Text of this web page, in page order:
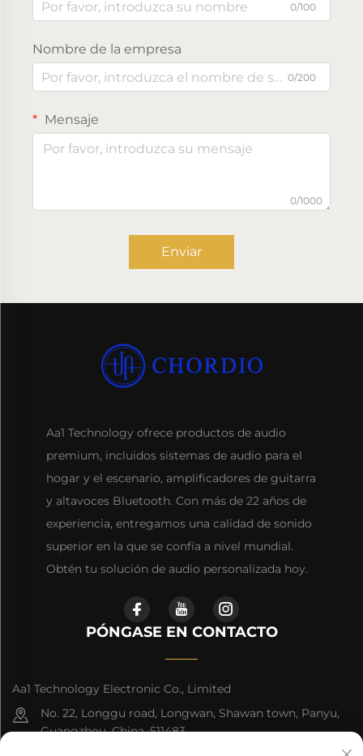
0/100
Nombre de la empresa
0/200
Mensaje
0/1000
Enviar
Aa1 Technology ofrece productos de audio
premium, incluidos sistemas de audio para el
hogar y el escenario, amplificadores de guitarra
y altavoces Bluetooth. Con más de 22 años de
experiencia, entregamos una calidad de sonido
superior en la que se confía a nivel mundial.
Obtén tu solución de audio personalizada hoy.
PÓNGASE EN CONTACTO
Aa1 Technology Electronic Co., Limited
No. 22, Longgu road, Longwan, Shawan town, Panyu,
Guangzhou, China, 511483